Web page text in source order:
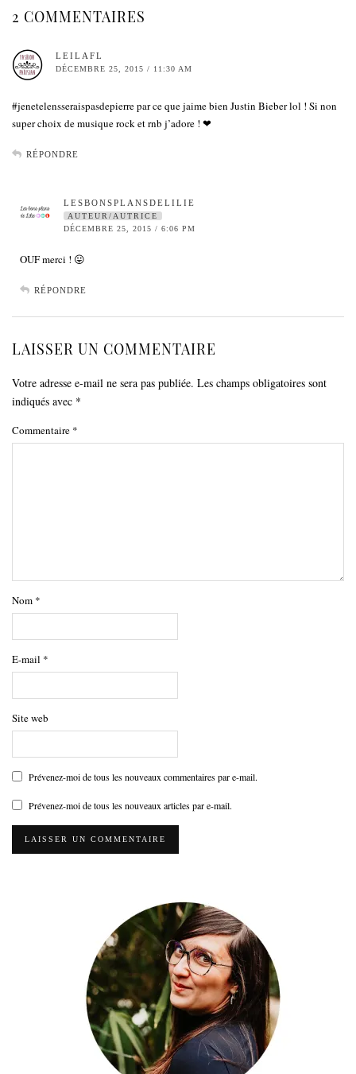
2 COMMENTAIRES
LEILAFL
DÉCEMBRE 25, 2015 / 11:30 AM
#jenetelensseraispasdepierre par ce que jaime bien Justin Bieber lol ! Si non
super choix de musique rock et rnb j’adore ! ❤
RÉPONDRE
LESBONSPLANSDELILIE
AUTEUR/AUTRICE
DÉCEMBRE 25, 2015 / 6:06 PM
OUF merci ! 😛
RÉPONDRE
LAISSER UN COMMENTAIRE
Votre adresse e-mail ne sera pas publiée. Les champs obligatoires sont
indiqués avec *
Commentaire *
Nom *
E-mail *
Site web
Prévenez-moi de tous les nouveaux commentaires par e-mail.
Prévenez-moi de tous les nouveaux articles par e-mail.